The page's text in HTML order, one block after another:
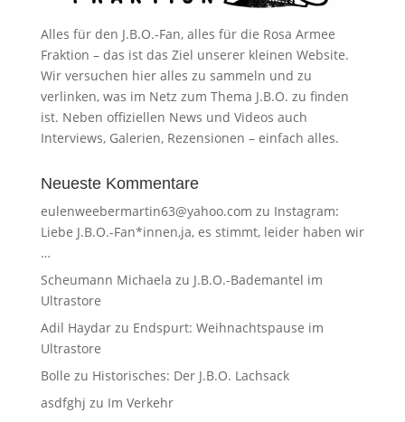
Alles für den J.B.O.-Fan, alles für die Rosa Armee
Fraktion – das ist das Ziel unserer kleinen Website.
Wir versuchen hier alles zu sammeln und zu
verlinken, was im Netz zum Thema J.B.O. zu finden
ist. Neben offiziellen News und Videos auch
Interviews, Galerien, Rezensionen – einfach alles.
Neueste Kommentare
eulenweebermartin63@yahoo.com zu Instagram:
Liebe J.B.O.-Fan*innen,ja, es stimmt, leider haben wir
…
Scheumann Michaela zu J.B.O.-Bademantel im
Ultrastore
Adil Haydarzu Endspurt: Weihnachtspause im
Ultrastore
Bolle zu Historisches: Der J.B.O. Lachsack
asdfghj zu Im Verkehr